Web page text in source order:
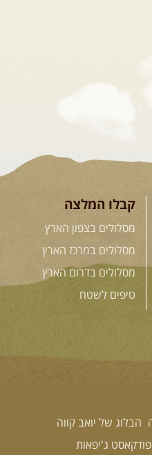
קבלו המלצה
מסלולים בצפון הארץ
מסלולים במרכז הארץ
מסלולים בדרום הארץ
טיפים לשטח
הבלוג של יואב קווה
פודקאסט ג'יפאות